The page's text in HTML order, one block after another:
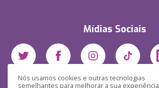
Nós usamos cookies e outras tecnologias
semelhantes para melhorar a sua experiência
Mídias Sociais